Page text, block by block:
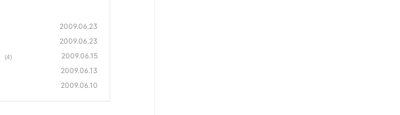
2009.06.23
2009.06.23
(4) 2009.06.15
2009.06.13
2009.06.10